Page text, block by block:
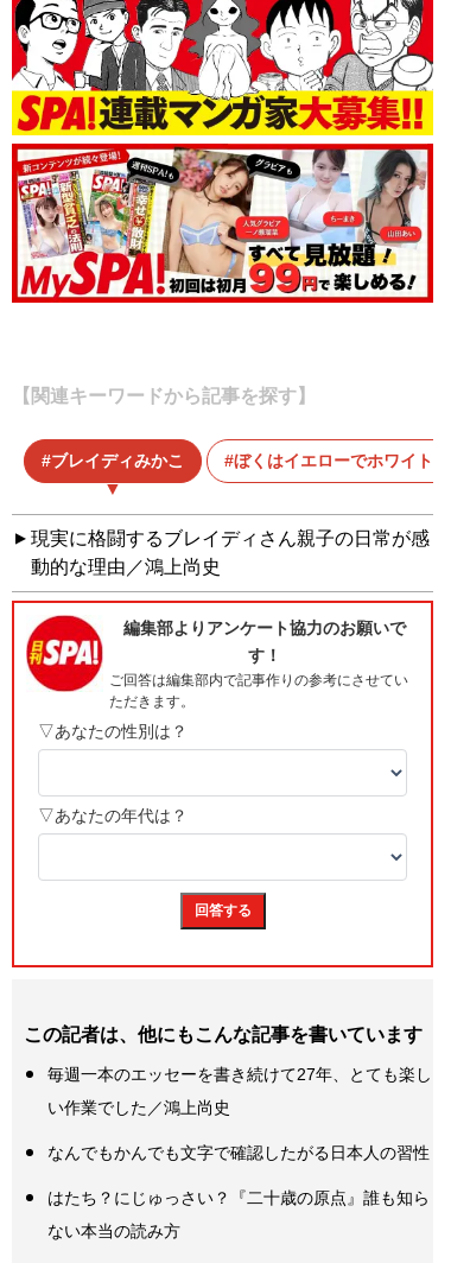
【関連キーワードから記事を探す】
ブレイディみかこ ぼくはイエローでホワイトで
現実に格闘するブレイディさん親子の日常が感
動的な理由／鴻上尚史
この記者は、他にもこんな記事を書いています
毎週一本のエッセーを書き続けて27年、とても楽し
い作業でした／鴻上尚史
なんでもかんでも文字で確認したがる日本人の習性
はたち？にじゅっさい？『二十歳の原点』誰も知ら
ない本当の読み方